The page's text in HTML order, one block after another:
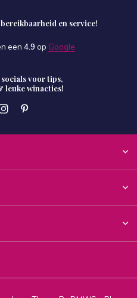
en service!
een 4.9 op Google
voor tips,
leuke winacties!